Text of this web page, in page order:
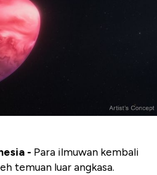
- Para ilmuwan kembali
temuan luar angkasa.